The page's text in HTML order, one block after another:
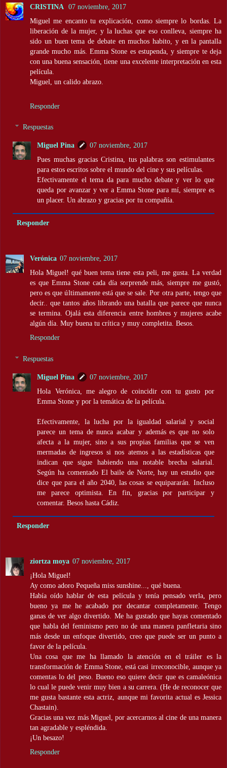
CRISTINA
07 noviembre, 2017
Miguel me encanto tu explicación, como siempre lo bordas. La
liberación de la mujer, y la luchas que eso conlleva, siempre ha
sido un buen tema de debate en muchos habito, y en la pantalla
grande mucho más. Emma Stone es estupenda, y siempre te deja
con una buena sensación, tiene una excelente interpretación en esta
película.
Miguel, un calido abrazo.
Responder
Respuestas
Miguel Pina
07 noviembre, 2017
Pues muchas gracias Cristina, tus palabras son estimulantes
para estos escritos sobre el mundo del cine y sus películas.
Efectivamente el tema da para mucho debate y ver lo que
queda por avanzar y ver a Emma Stone para mí, siempre es
un placer. Un abrazo y gracias por tu compañía.
Responder
Verónica 07 noviembre, 2017
Hola Miguel! qué buen tema tiene esta peli, me gusta. La verdad
es que Emma Stone cada día sorprende más, siempre me gustó,
pero es que últimamente está que se sale. Por otra parte, tengo que
decir.. que tantos años librando una batalla que parece que nunca
se termina. Ojalá esta diferencia entre hombres y mujeres acabe
algún día. Muy buena tu crítica y muy completita. Besos.
Responder
Respuestas
Miguel Pina
07 noviembre, 2017
Hola Verónica, me alegro de coincidir con tu gusto por
Emma Stone y por la temática de la película.
Efectivamente, la lucha por la igualdad salarial y social
parece un tema de nunca acabar y además es que no solo
afecta a la mujer, sino a sus propias familias que se ven
mermadas de ingresos si nos atemos a las estadísticas que
indican que sigue habiendo una notable brecha salarial.
Según ha comentado El baile de Norte, hay un estudio que
dice que para el año 2040, las cosas se equipararán. Incluso
me parece optimista. En fin, gracias por participar y
comentar. Besos hasta Cádiz.
Responder
ziortza moya 07 noviembre, 2017
¡Hola Miguel!
Ay como adoro Pequeña miss sunshine..., qué buena.
Había oído hablar de esta película y tenía pensado verla, pero
bueno ya me he acabado por decantar completamente. Tengo
ganas de ver algo divertido. Me ha gustado que hayas comentado
que habla del feminismo pero no de una manera panfletaria sino
más desde un enfoque divertido, creo que puede ser un punto a
favor de la película.
Una cosa que me ha llamado la atención en el tráiler es la
transformación de Emma Stone, está casi irreconocible, aunque ya
comentas lo del peso. Bueno eso quiere decir que es camaleónica
lo cual le puede venir muy bien a su carrera. (He de reconocer que
me gusta bastante esta actriz, aunque mi favorita actual es Jessica
Chastain).
Gracias una vez más Miguel, por acercarnos al cine de una manera
tan agradable y espléndida.
¡Un besazo!
Responder